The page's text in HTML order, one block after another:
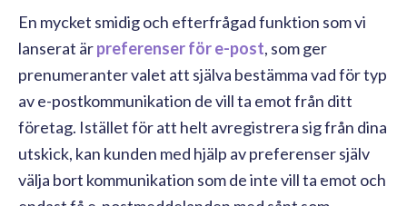
En mycket smidig och efterfrågad funktion som vi
lanserat ärpreferenser för e-post, som ger
prenumeranter valet att själva bestämma vad för typ
av e-postkommunikation de vill ta emot från ditt
företag. Istället för att helt avregistrera sig från dina
utskick, kan kunden med hjälp av preferenser själv
välja bort kommunikation som de inte vill ta emot och